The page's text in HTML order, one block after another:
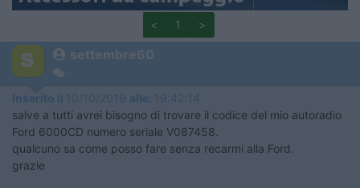
< 1 >
settembre60
Inserito il 10/10/2019 alle: 19:42:14
salve a tutti avrei bisogno di trovare il codice del mio autoradio
Ford 6000CD numero seriale V087458.
qualcuno sa come posso fare senza recarmi alla Ford.
grazie